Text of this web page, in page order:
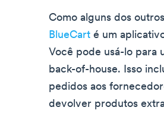
Como alguns dos
BlueCart é um
Você pode usá-lo para
back-of-house. Isso
pedidos aos
devolver produtos